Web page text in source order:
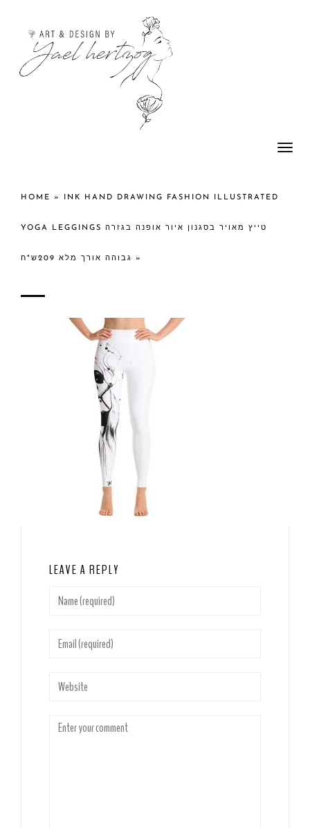
HOME » INK HAND DRAWING FASHION ILLUSTRATED
YOGA LEGGINGS טייץ מאויר בסגנון איור אופנה בגזרה
גבוהה אורך מלא 209ש"ח »
LEAVE A REPLY